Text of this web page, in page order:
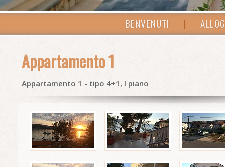
BENVENUTI |
Appartamento 1
Appartamento 1 - tipo 4+1, I piano